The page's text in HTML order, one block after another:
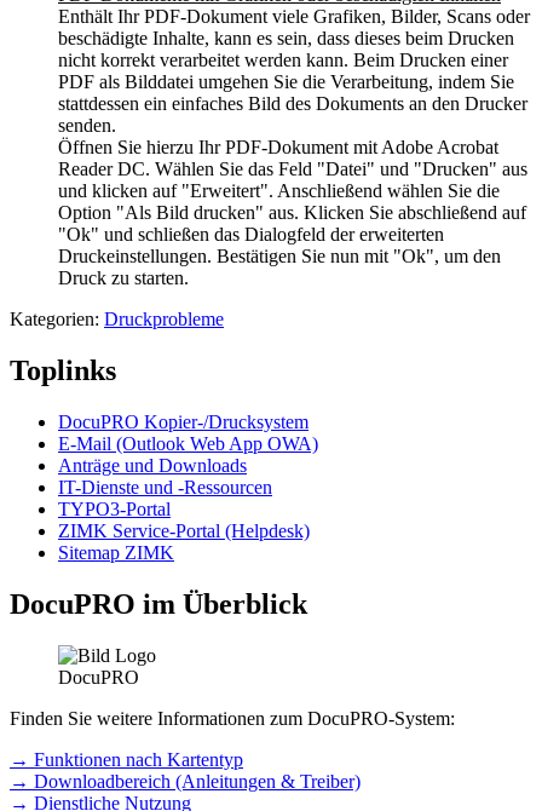
Enthält Ihr PDF-Dokument viele Grafiken, Bilder, Scans oder
beschädigte Inhalte, kann es sein, dass dieses beim Drucken
nicht korrekt verarbeitet werden kann. Beim Drucken einer
PDF als Bilddatei umgehen Sie die Verarbeitung, indem Sie
stattdessen ein einfaches Bild des Dokuments an den Drucker
senden.
Öffnen Sie hierzu Ihr PDF-Dokument mit Adobe Acrobat
Reader DC. Wählen Sie das Feld "Datei" und "Drucken" aus
und klicken auf "Erweitert". Anschließend wählen Sie die
Option "Als Bild drucken" aus. Klicken Sie abschließend auf
"Ok" und schließen das Dialogfeld der erweiterten
Druckeinstellungen. Bestätigen Sie nun mit "Ok", um den
Druck zu starten.
Kategorien: Druckprobleme
Toplinks
DocuPRO Kopier-/Drucksystem
E-Mail (Outlook Web App OWA)
Anträge und Downloads
IT-Dienste und -Ressourcen
TYPO3-Portal
ZIMK Service-Portal (Helpdesk)
Sitemap ZIMK
DocuPRO im Überblick
Finden Sie weitere Informationen zum DocuPRO-System:
→ Funktionen nach Kartentyp
→ Downloadbereich (Anleitungen & Treiber)
→ Dienstliche Nutzung